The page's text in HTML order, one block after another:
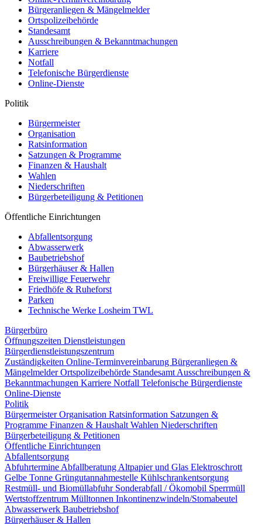
Bürgeranliegen & Mängelmelder
Ortspolizeibehörde
Standesamt
Ausschreibungen & Bekanntmachungen
Karriere
Notfall
Telefonische Bürgerdienste
Online-Dienste
Politik
Bürgermeister
Organisation
Ratsinformation
Satzungen & Programme
Finanzen & Haushalt
Wahlen
Niederschriften
Bürgerbeteiligung & Petitionen
Öffentliche Einrichtungen
Abfallentsorgung
Abwasserwerk
Baubetriebshof
Bürgerhäuser & Hallen
Freiwillige Feuerwehr
Friedhöfe & Ruheforst
Parken
Technische Werke Losheim TWL
Bürgerbüro
Öffnungszeiten Dienstleistungen
Bürgerdienstleistungszentrum
Zuständigkeiten Online-Terminvereinbarung Bürgeranliegen &
MängelmelderOrtspolizeibehörde Standesamt Ausschreibungen &
Bekanntmachungen Karriere Notfall Telefonische Bürgerdienste
Online-Dienste
Politik
BürgermeisterOrganisation Ratsinformation Satzungen &
Programme Finanzen & Haushalt Wahlen Niederschriften
Bürgerbeteiligung & Petitionen
Öffentliche Einrichtungen
Abfallentsorgung
Abfuhrtermine Abfallberatung Altpapier und Glas Elektroschrott
Gelbe Tonne Grüngutannahmestelle Kühlschrankentsorgung
Restmüll- und Biomüllabfuhr Sonderabfall / Ökomobil Sperrmüll
Wertstoffzentrum Mülltonnen Inkontinenzwindeln/Stomabeutel
Abwasserwerk Baubetriebshof
Bürgerhäuser & Hallen